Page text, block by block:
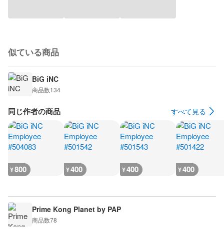
似ている商品
BiG iNC
商品数134
同じ作者の商品 すべて見る
¥800 ¥400 ¥400 ¥400
Prime Kong Planet by PAP
商品数78